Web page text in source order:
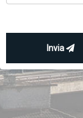
Invia